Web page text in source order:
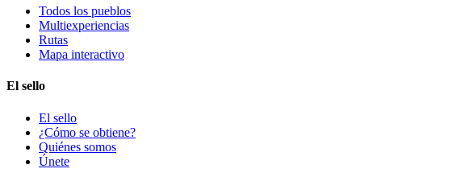
Todos los pueblos
Multiexperiencias
Rutas
Mapa interactivo
El sello
El sello
¿Cómo se obtiene?
Quiénes somos
Únete